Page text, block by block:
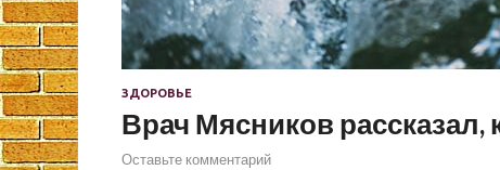
ЗДОРОВЬЕ
Врач Мясников рассказал,
Оставьте комментарий